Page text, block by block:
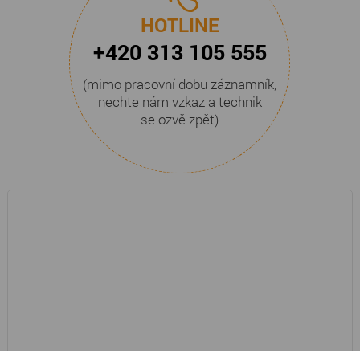
HOTLINE
+420 313 105 555
(mimo pracovní dobu záznamník,
nechte nám vzkaz a technik
se ozvě zpět)